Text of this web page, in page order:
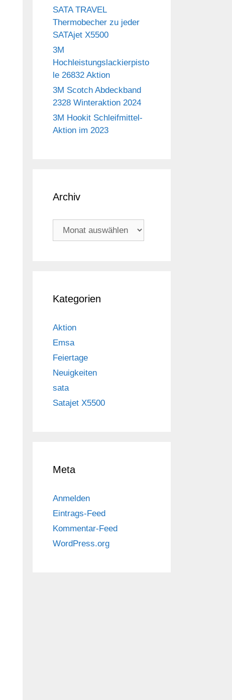
SATA TRAVEL
Thermobecher zu jeder
SATAjet X5500
3M
Hochleistungslackierpisto
le 26832 Aktion
3M Scotch Abdeckband
2328 Winteraktion 2024
3M Hookit Schleifmittel-
Aktion im 2023
Archiv
Archiv
Kategorien
Aktion
Emsa
Feiertage
Neuigkeiten
sata
Satajet X5500
Meta
Anmelden
Eintrags-Feed
Kommentar-Feed
WordPress.org